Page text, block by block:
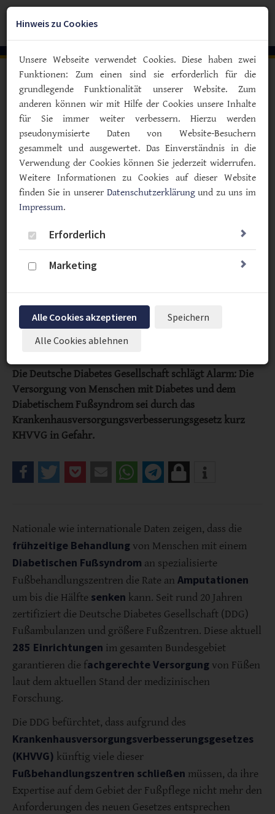
Zum
Hauptinhalt
Vorlesen
Deutsche Diabetes Gesellschaft warnt vor neuem Gesetz
Sorge vor Anstieg von
Fußamputationen
09.09.2024
Fußsyndrom Typ 1 Typ 2 Prävention
Die Deutsche Diabetes Gesellschaft schlägt Alarm: Die
Versorgung von Menschen mit Diabetes und dem
Diabetischem Fußsyndrom sei durch das
Krankenhausversorgungsverbesserungsgesetz kurz
KHVVG in Gefahr.
Nationale wie internationale Daten zeigen, dass die
frühzeitige Behandlung von Menschen mit einem
Diabetischen Fußsyndrom an spezialisierte
Fußbehandlungszentren die Rate an Amputationen
um bis die Hälfte senken kann. Seit rund 20 Jahren
zertifiziert die Deutsche Diabetes Gesellschaft (DDG)
Fußambulanzen und größere Fußzentren. Diese aktuell
285 Einrichtungen im gesamten Bundesgebiet
garantieren die fachgerechte Versorgung von Füßen
laut dem aktuellen Stand der medizinischen
Forschung.
Die DDG befürchtet, dass aufgrund des
Krankenhausversorgungsverbesserungsgesetzes
(KHVVG) künftig viele dieser
Fußbehandlungszentren schließen müssen, da ihre
Expertise auf dem Gebiet der Fußpflege nicht mehr den
Anforderungen des neuen Gesetzes entsprechen
Hinweis zu Cookies
Unsere Webseite verwendet Cookies. Diese haben zwei
Funktionen: Zum einen sind sie erforderlich für die
grundlegende Funktionalität unserer Website. Zum
anderen können wir mit Hilfe der Cookies unsere Inhalte
für Sie immer weiter verbessern. Hierzu werden
pseudonymisierte Daten von Website-Besuchern
gesammelt und ausgewertet. Das Einverständnis in die
Verwendung der Cookies können Sie jederzeit widerrufen.
Weitere Informationen zu Cookies auf dieser Website
finden Sie in unserer Datenschutzerklärungund zu uns im
Impressum.
Erforderlich
Marketing
Alle Cookies akzeptieren
Speichern
Alle Cookies ablehnen